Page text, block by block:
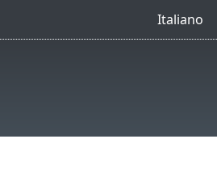
Italiano